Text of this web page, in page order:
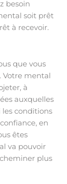
besoin
soit prêt
à recevoir.
que vous
Votre mental
à
auxquelles
les conditions
en
êtes
va pouvoir
plus